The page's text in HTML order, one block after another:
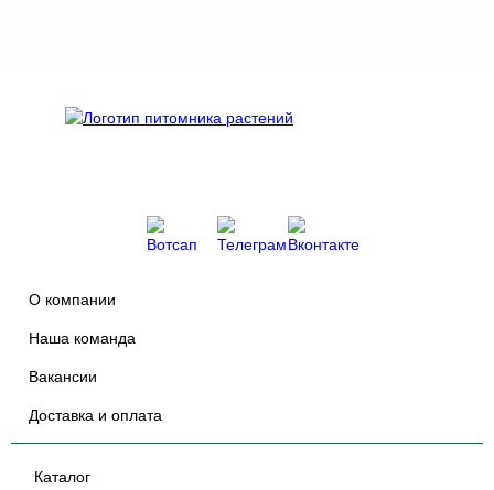
О компании
Наша команда
Вакансии
Доставка и оплата
Каталог